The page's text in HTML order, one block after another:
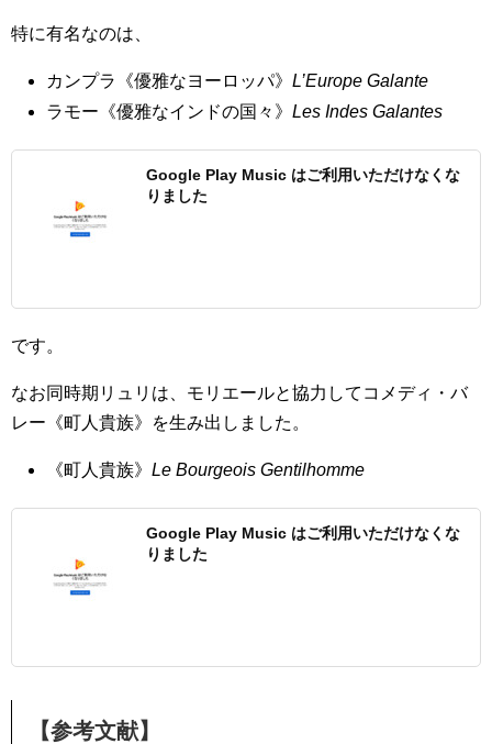
特に有名なのは、
カンプラ《優雅なヨーロッパ》 L’Europe Galante
ラモー《優雅なインドの国々》 Les Indes Galantes
Google Play Music はご利用いただけなくな
りました
です。
なお同時期リュリは、モリエールと協力してコメディ・バ
レー《町人貴族》を生み出しました。
《町人貴族》 Le Bourgeois Gentilhomme
Google Play Music はご利用いただけなくな
りました
【参考文献】